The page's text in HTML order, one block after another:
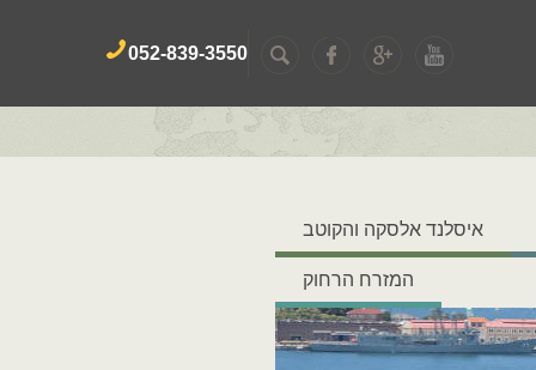
052-839-3550
איסלנד אלסקה והקוטב
המזרח הרחוק